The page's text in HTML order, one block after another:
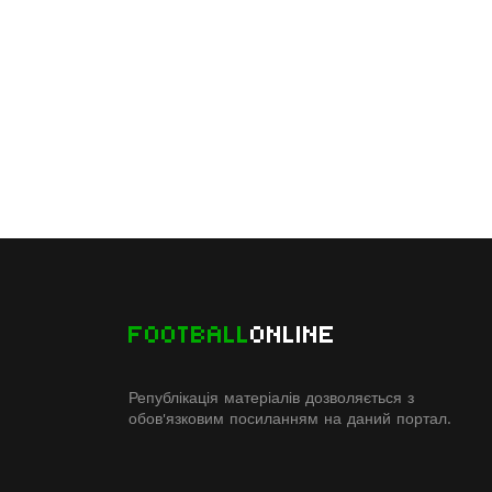
FOOTBALLONLINE
Републікація матеріалів дозволяється з
обов'язковим посиланням на даний портал.